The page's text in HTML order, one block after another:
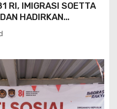
RI, IMIGRASI SOETTA
HADIRKAN
PEKAN